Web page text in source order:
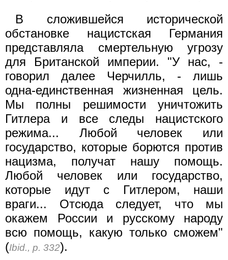
В сложившейся исторической
обстановке нацистская Германия
представляла смертельную угрозу
для Британской империи. "У нас, -
говорил далее Черчилль, - лишь
одна-единственная жизненная цель.
Мы полны решимости уничтожить
Гитлера и все следы нацистского
режима... Любой человек или
государство, которые борются против
нацизма, получат нашу помощь.
Любой человек или государство,
которые идут с Гитлером, наши
враги... Отсюда следует, что мы
окажем России и русскому народу
всю помощь, какую только сможем"
(Ibid., p. 332).